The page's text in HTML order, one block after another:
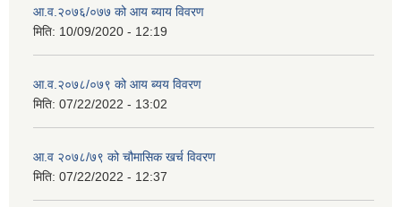
आ.व.२०७६/०७७ को आय ब्याय विवरण
मिति: 10/09/2020 - 12:19
आ.व.२०७८/०७९ को आय ब्यय विवरण
मिति: 07/22/2022 - 13:02
आ.व २०७८/७९ को चौमासिक खर्च विवरण
मिति: 07/22/2022 - 12:37